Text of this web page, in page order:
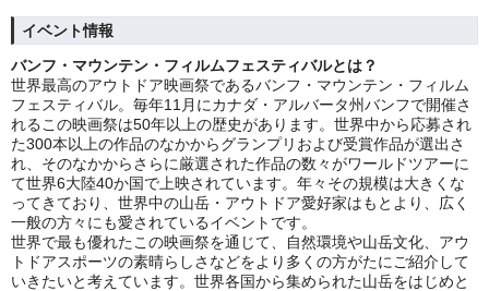
イベント情報
バンフ・マウンテン・フィルムフェスティバルとは？
世界最高のアウトドア映画祭であるバンフ・マウンテン・フィルム
フェスティバル。毎年11月にカナダ・アルバータ州バンフで開催さ
れるこの映画祭は50年以上の歴史があります。世界中から応募され
た300本以上の作品のなかからグランプリおよび受賞作品が選出さ
れ、そのなかからさらに厳選された作品の数々がワールドツアーに
て世界6大陸40か国で上映されています。年々その規模は大きくな
ってきており、世界中の山岳・アウトドア愛好家はもとより、広く
一般の方々にも愛されているイベントです。
世界で最も優れたこの映画祭を通じて、自然環境や山岳文化、アウ
トドアスポーツの素晴らしさなどをより多くの方がたにご紹介して
いきたいと考えています。世界各国から集められた山岳をはじめと